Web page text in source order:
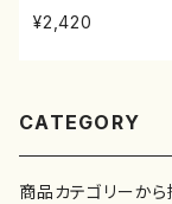
¥2,420
CATEGORY
商品カテゴリーから